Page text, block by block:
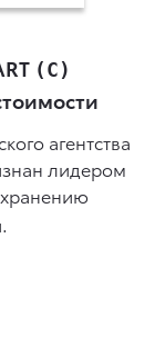
(С)
агентства
лидером